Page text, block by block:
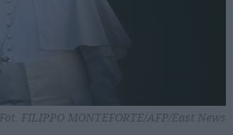
Fot. FILIPPO MONTEFORTE/AFP/East News